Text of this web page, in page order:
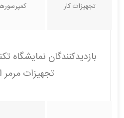
تجهیزات کار
بازدیدکنندگان نمایشگاه
تجهیزات مرمر